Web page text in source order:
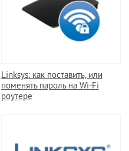
Linksys: как поставить, или
поменять пароль на Wi-Fi
роутере